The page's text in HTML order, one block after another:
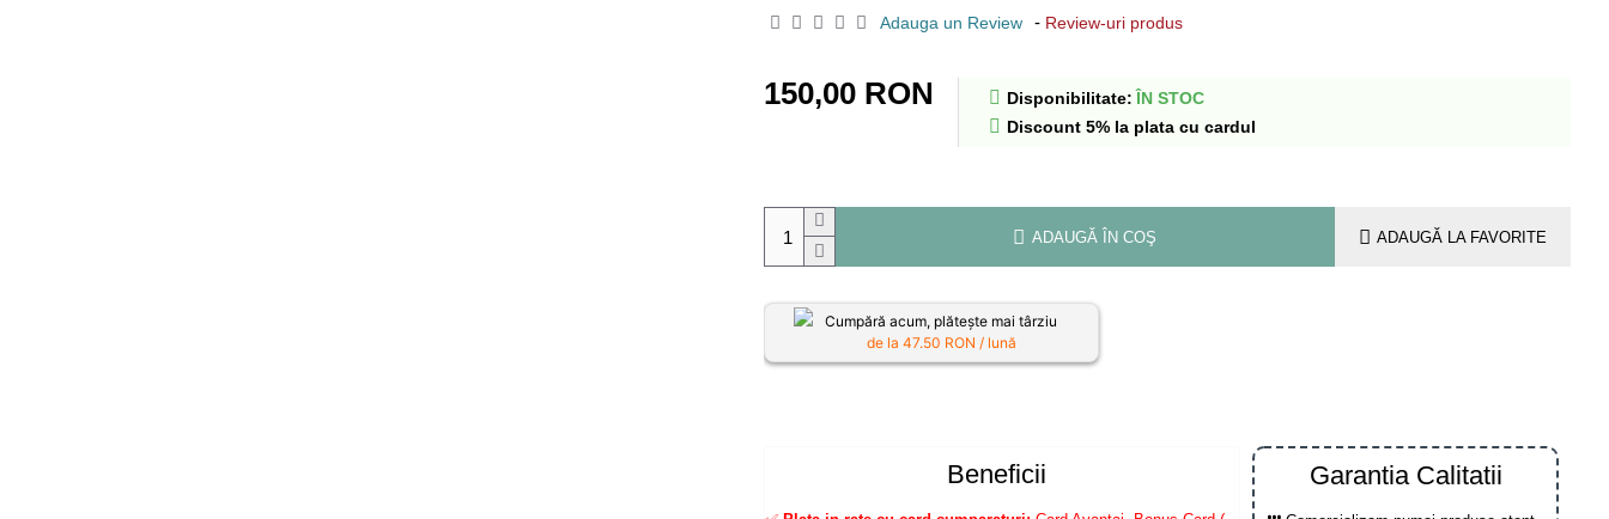
Adauga un Review - Review-uri produs
150,00 RON Disponibilitate: ÎN STOC
Discount 5% la plata cu cardul
ADAUGĂ ÎN COŞ ADAUGĂ LA FAVORITE
Cumpără acum, plătește mai târziu
de la 47.50 RON / lună
Beneficii Garantia Calitatii